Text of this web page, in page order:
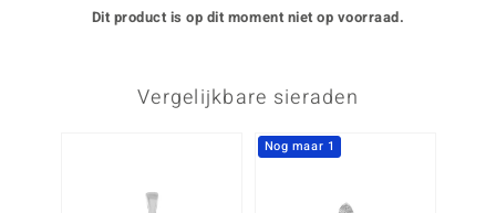
Dit product is op dit moment niet op voorraad.
Vergelijkbare sieraden
Nog maar 1